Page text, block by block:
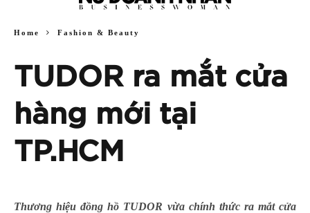
Home Fashion & Beauty
TUDOR ra mắt cửa
hàng mới tại
TP.HCM
Thương hiệu đồng hồ TUDOR vừa chính thức ra mắt cửa